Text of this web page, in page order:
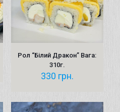
Рол “Білий Дракон” Вага:
310г.
330 грн.